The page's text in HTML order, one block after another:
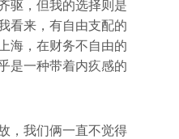
驱，但我的选择则是
看来，有自由支配的
海，在财务不自由的
是一种带着内疚感的
，我们俩一直不觉得